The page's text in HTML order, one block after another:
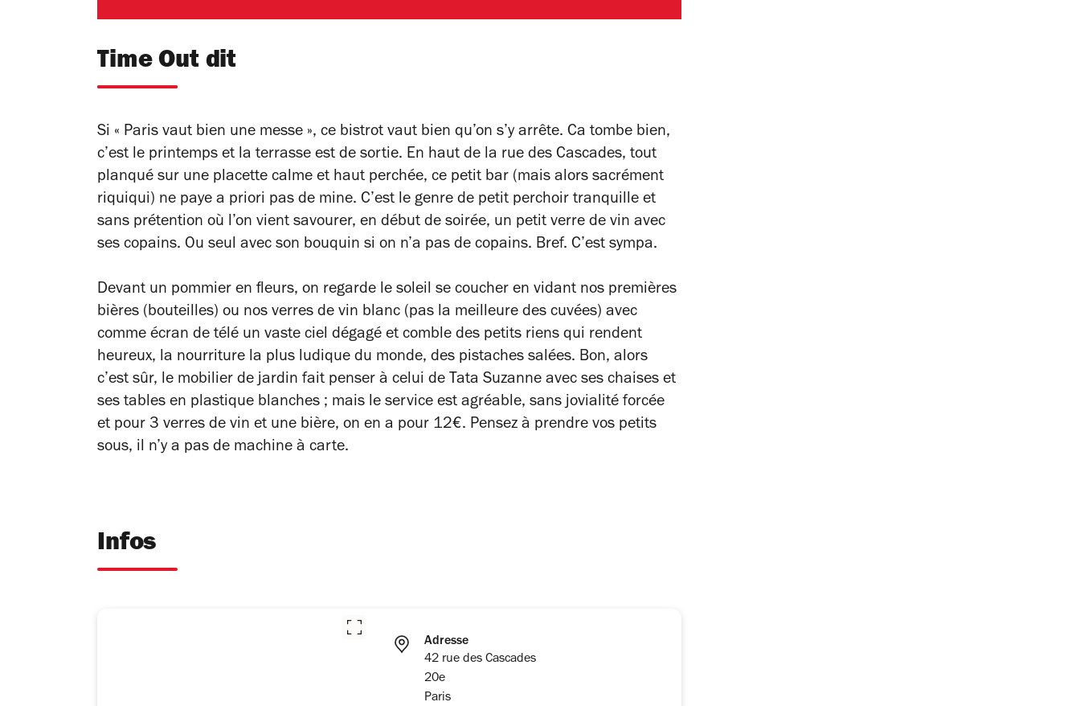
Time Out dit
Si « Paris vaut bien une messe », ce bistrot vaut bien qu’on s’y arrête. Ca tombe bien,
c’est le printemps et la terrasse est de sortie. En haut de la rue des Cascades, tout
planqué sur une placette calme et haut perchée, ce petit bar (mais alors sacrément
riquiqui) ne paye a priori pas de mine. C’est le genre de petit perchoir tranquille et
sans prétention où l’on vient savourer, en début de soirée, un petit verre de vin avec
ses copains. Ou seul avec son bouquin si on n’a pas de copains. Bref. C’est sympa.
Devant un pommier en fleurs, on regarde le soleil se coucher en vidant nos premières
bières (bouteilles) ou nos verres de vin blanc (pas la meilleure des cuvées) avec
comme écran de télé un vaste ciel dégagé et comble des petits riens qui rendent
heureux, la nourriture la plus ludique du monde, des pistaches salées. Bon, alors
c’est sûr, le mobilier de jardin fait penser à celui de Tata Suzanne avec ses chaises et
ses tables en plastique blanches ; mais le service est agréable, sans jovialité forcée
et pour 3 verres de vin et une bière, on en a pour 12€. Pensez à prendre vos petits
sous, il n’y a pas de machine à carte.
Infos
Adresse
42 rue des Cascades
20e
Paris